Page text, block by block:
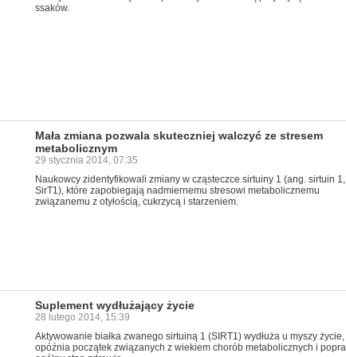
ssaków.
Mała zmiana pozwala skuteczniej walczyć ze stresem
metabolicznym
29 stycznia 2014, 07:35
Naukowcy zidentyfikowali zmiany w cząsteczce sirtuiny 1 (ang. sirtuin 1,
SirT1), które zapobiegają nadmiernemu stresowi metabolicznemu
związanemu z otyłością, cukrzycą i starzeniem.
Suplement wydłużający życie
28 lutego 2014, 15:39
Aktywowanie białka zwanego sirtuiną 1 (SIRT1) wydłuża u myszy życie,
opóźnia początek związanych z wiekiem chorób metabolicznych i